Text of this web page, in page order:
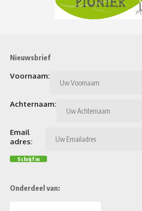
Nieuwsbrief
Voornaam:
Achternaam:
Email
adres:
Onderdeel van: